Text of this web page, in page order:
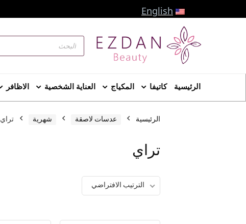
English
الرئيسية كاتيفا المكياج العناية الشخصية الاظافر
الرئيسية عدسات لاصقة شهرية تراي
تراي
الترتيب الافتراضي